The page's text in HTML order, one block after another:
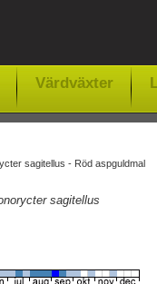
Värdväxter
sagitellus - Röd aspguldmal
sagitellus